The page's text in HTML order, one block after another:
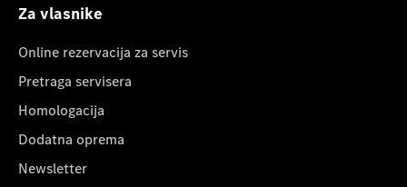
Za vlasnike
Online rezervacija za servis
Pretraga servisera
Homologacija
Dodatna oprema
Newsletter